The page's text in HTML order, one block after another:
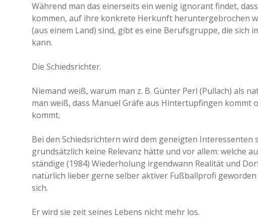
Während man das einerseits ein wenig ignorant findet,
kommen, auf ihre konkrete Herkunft heruntergebrochen
(aus einem Land) sind, gibt es eine Berufsgruppe, die sich
kann.
Die Schiedsrichter.
Niemand weiß, warum man z. B. Günter Perl (Pullach) als
man weiß, dass Manuel Gräfe aus Hintertupfingen kommt
kommt.
Bei den Schiedsrichtern wird dem geneigten
grundsätzlich keine Relevanz hätte und vor allem: welche
ständige (1984) Wiederholung irgendwann Realität und
natürlich lieber gerne selber aktiver Fußballprofi
sich.
Er wird sie zeit seines Lebens nicht mehr los.